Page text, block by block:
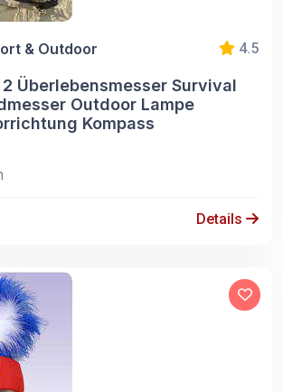
& Outdoor 4.5
Überlebensmesser Survival
Outdoor Lampe
Kompass
Details